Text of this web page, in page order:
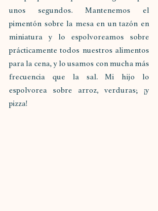
unos segundos. Mantenemos el
pimentón sobre la mesa en un tazón en
miniatura y lo espolvoreamos sobre
prácticamente todos nuestros alimentos
para la cena, y lo usamos con mucha más
frecuencia que la sal. Mi hijo lo
espolvorea sobre arroz, verduras; ¡y
pizza!